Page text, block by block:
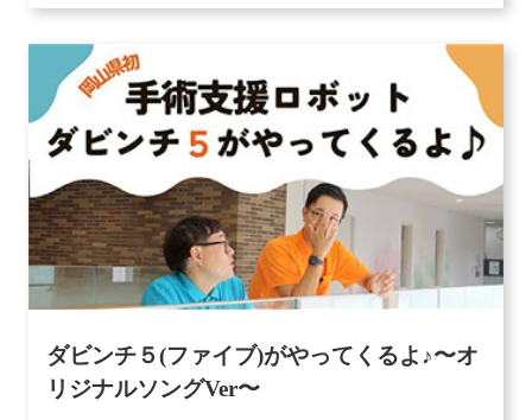
ダビンチ５(ファイブ)がやってくるよ♪〜オ
リジナルソングVer〜